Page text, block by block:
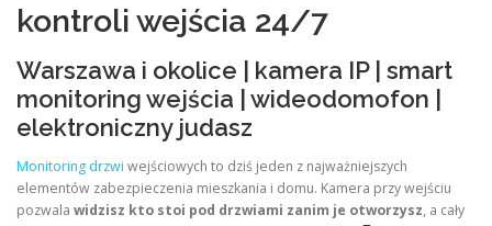
kontroli wejścia 24/7
Warszawa i okolice | kamera IP | smart
monitoring wejścia | wideodomofon |
elektroniczny judasz
Monitoring drzwi wejściowych to dziś jeden z najważniejszych
elementów zabezpieczenia mieszkania i domu. Kamera przy wejściu
pozwala widzisz kto stoi pod drzwiami zanim je otworzysz, a cały